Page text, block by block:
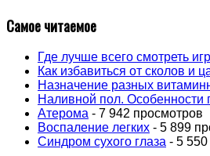
Самое читаемое
Где лучше всего смотреть
Как избавиться от сколов и
Назначение разных
Наливной пол. Особенности
Атерома - 7 942 просмотров
Воспаление легких - 5 899
Синдром сухого глаза - 5